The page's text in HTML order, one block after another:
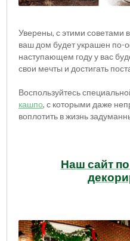
Уверены, с этими советами
ваш дом будет украшен по-
наступающем году у вас
свои мечты и достигать
Воспользуйтесь
кашпо, с которыми даже
воплотить в жизнь
Наш сайт